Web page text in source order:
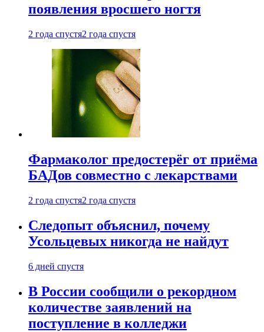
появления вросшего ногтя
2 года спустя2 года спустя
Фармаколог предостерёг от приёма
БАДов совместно с лекарствами
2 года спустя2 года спустя
Следопыт объяснил, почему
Усольцевых никогда не найдут
6 дней спустя
В России сообщили о рекордном
количестве заявлений на
поступление в колледжи